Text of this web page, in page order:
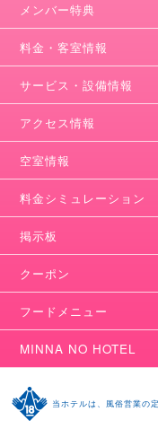
メンバー特典
料金・客室情報
サービス・設備情報
アクセス情報
空室情報
料金シミュレーション
掲示板
クーポン
フードメニュー
MINNA NO HOTEL
当ホテルは、風俗営業の